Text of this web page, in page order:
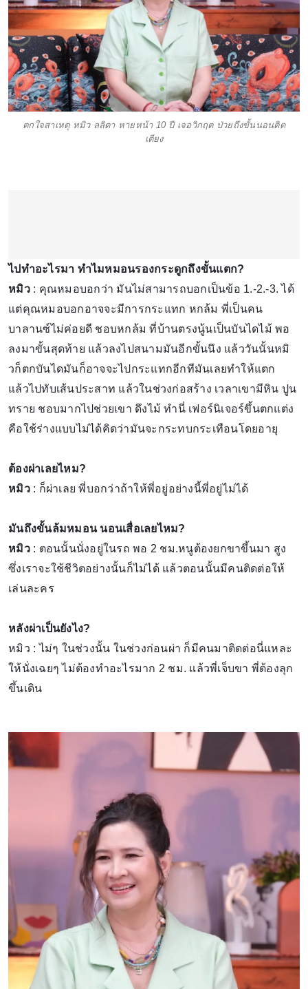
ตกใจสาเหตุ หมิว ลลิตา หายหน้า 10 ปี เจอวิกฤต ป่วยถึงขั้นนอนติด
เตียง
ไปทำอะไรมา ทำไมหมอนรองกระดูกถึงขั้นแตก?
หมิว : คุณหมอบอกว่า มันไม่สามารถบอกเป็นข้อ 1.-2.-3. ได้
แต่คุณหมอบอกอาจจะมีการกระแทก หกล้ม พี่เป็นคน
บาลานซ์ไม่ค่อยดี ชอบหกล้ม ที่บ้านตรงนู้นเป็นบันไดไม้ พอ
ลงมาขั้นสุดท้าย แล้วลงไปสนามมันอีกขั้นนึง แล้ววันนั้นหมิ
วก็ตกบันไดมันก็อาจจะไปกระแทกอีกทีมันเลยทำให้แตก
แล้วไปทับเส้นประสาท แล้วในช่วงก่อสร้าง เวลาเขามีหิน ปูน
ทราย ชอบมากไปช่วยเขา ดึงไม้ ทำนี่ เฟอร์นิเจอร์ขึ้นตกแต่ง
คือใช้ร่างแบบไม่ได้คิดว่ามันจะกระทบกระเทือนโดยอายุ
ต้องผ่าเลยไหม?
หมิว: ก็ผ่าเลย พี่บอกว่าถ้าให้พี่อยู่อย่างนี้พี่อยู่ไม่ได้
มันถึงขั้นล้มหมอน นอนเสื่อเลยไหม?
หมิว: ตอนนั้นนั่งอยู่ในรถ พอ 2 ชม.หนูต้องยกขาขึ้นมา สูง
ซึ่งเราจะใช้ชีวิตอย่างนั้นก็ไม่ได้ แล้วตอนนั้นมีคนติดต่อให้
เล่นละคร
หลังผ่าเป็นยังไง?
หมิว : ไม่ๆ ในช่วงนั้น ในช่วงก่อนผ่า ก็มีคนมาติดต่อนี่แหละ
ให้นั่งเฉยๆ ไม่ต้องทำอะไรมาก 2 ชม. แล้วพี่เจ็บขา พี่ต้องลุก
ขึ้นเดิน